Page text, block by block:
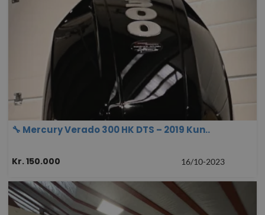
🔧 Mercury Verado 300 HK DTS – 2019 Kun..
Kr. 150.000 16/10-2023